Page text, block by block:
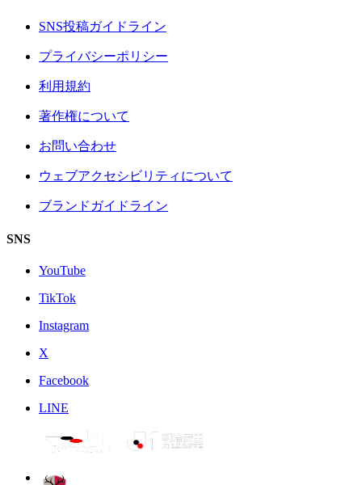
SNS投稿ガイドライン
プライバシーポリシー
利用規約
著作権について
お問い合わせ
ウェブアクセシビリティについて
ブランドガイドライン
SNS
YouTube
TikTok
Instagram
X
Facebook
LINE